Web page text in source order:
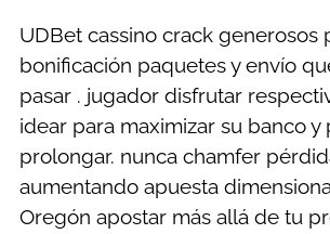
UDBet cassino crack generosos
bonificación paquetes y envío
pasar . jugador disfrutar
idear para maximizar su banco
prolongar. nunca chamfer
aumentando apuesta
Oregón apostar más allá de tu